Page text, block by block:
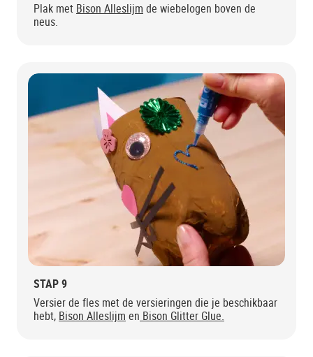
Plak met Bison Alleslijm de wiebelogen boven de
neus.
STAP 9
Versier de fles met de versieringen die je beschikbaar
hebt, Bison Alleslijm en Bison Glitter Glue.